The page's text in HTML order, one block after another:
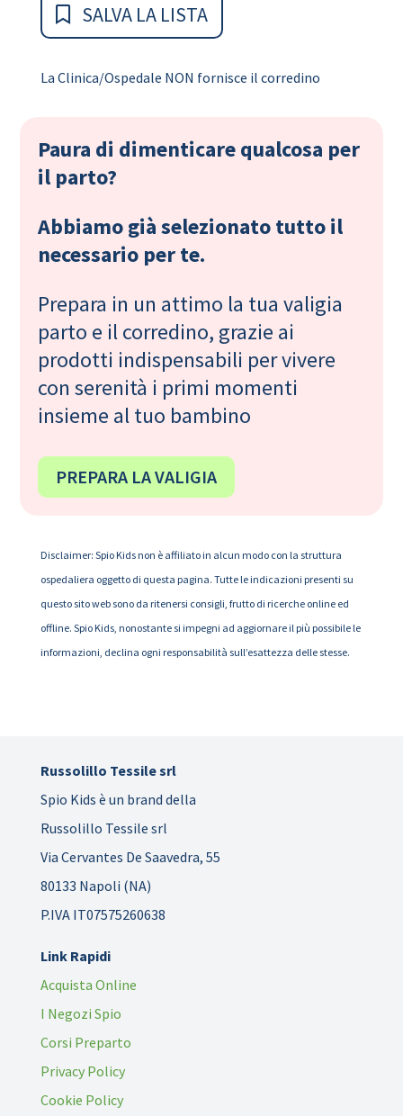
SALVA LA LISTA
La Clinica/Ospedale NON fornisce il corredino
Paura di dimenticare qualcosa per
il parto?
Abbiamo già selezionato tutto il
necessario per te.
Prepara in un attimo la tua valigia
parto e il corredino, grazie ai
prodotti indispensabili per vivere
con serenità i primi momenti
insieme al tuo bambino
PREPARA LA VALIGIA
Disclaimer: Spio Kids non è affiliato in alcun modo con la struttura
ospedaliera oggetto di questa pagina. Tutte le indicazioni presenti su
questo sito web sono da ritenersi consigli, frutto di ricerche online ed
offline. Spio Kids, nonostante si impegni ad aggiornare il più possibile le
informazioni, declina ogni responsabilità sull’esattezza delle stesse.
Russolillo Tessile srl
Spio Kids è un brand della
Russolillo Tessile srl
Via Cervantes De Saavedra, 55
80133 Napoli (NA)
P.IVA IT07575260638
Link Rapidi
Acquista Online
I Negozi Spio
Corsi Preparto
Privacy Policy
Cookie Policy